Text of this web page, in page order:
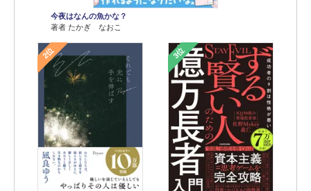
今夜はなんの魚かな？
著者 たかぎ なおこ
2位 3位